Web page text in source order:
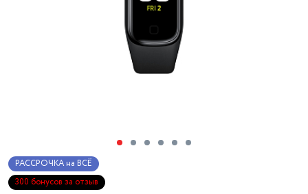
РАССРОЧКА на ВСЁ
300 бонусов за отзыв